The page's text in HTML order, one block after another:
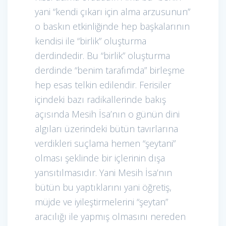
yani “kendi çıkarı için alma arzusunun”
o baskın etkinliğinde hep başkalarının
kendisi ile “birlik” oluşturma
derdindedir. Bu “birlik” oluşturma
derdinde “benim tarafımda” birleşme
hep esas telkin edilendir. Ferisiler
içindeki bazı radikallerinde bakış
açısında Mesih İsa’nın o günün dini
algıları üzerindeki bütün tavırlarına
verdikleri suçlama hemen “şeytani”
olması şeklinde bir içlerinin dışa
yansıtılmasıdır. Yani Mesih İsa’nın
bütün bu yaptıklarını yani öğretiş,
müjde ve iyileştirmelerini “şeytan”
aracılığı ile yapmış olmasını nereden